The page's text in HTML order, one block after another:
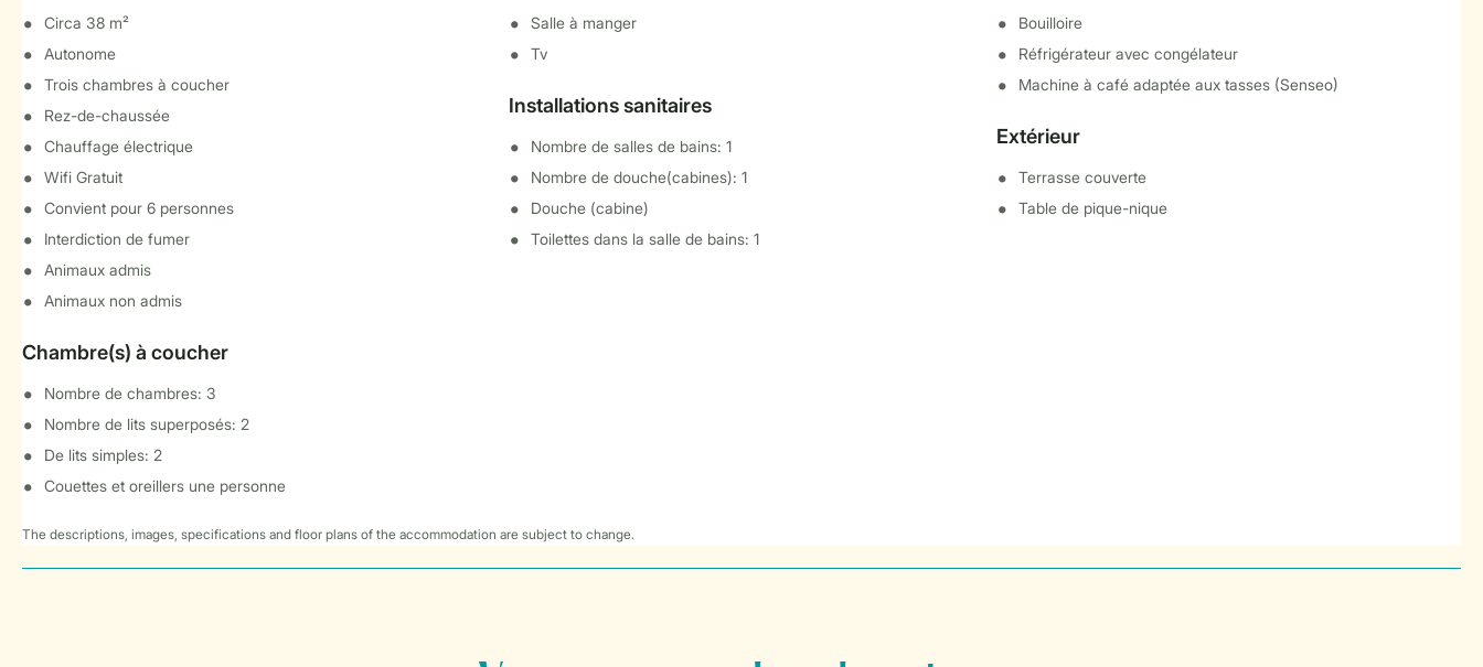
Circa 38 m²
Autonome
Trois chambres à coucher
Rez-de-chaussée
Chauffage électrique
Wifi Gratuit
Convient pour 6 personnes
Interdiction de fumer
Animaux admis
Animaux non admis
Chambre(s) à coucher
Nombre de chambres: 3
Nombre de lits superposés: 2
De lits simples: 2
Couettes et oreillers une personne
Salle à manger
Tv
Installations sanitaires
Nombre de salles de bains: 1
Nombre de douche(cabines): 1
Douche (cabine)
Toilettes dans la salle de bains: 1
Bouilloire
Réfrigérateur avec congélateur
Machine à café adaptée aux tasses (Senseo)
Extérieur
Terrasse couverte
Table de pique-nique
The descriptions, images, specifications and floor plans of the accommodation are subject to change.